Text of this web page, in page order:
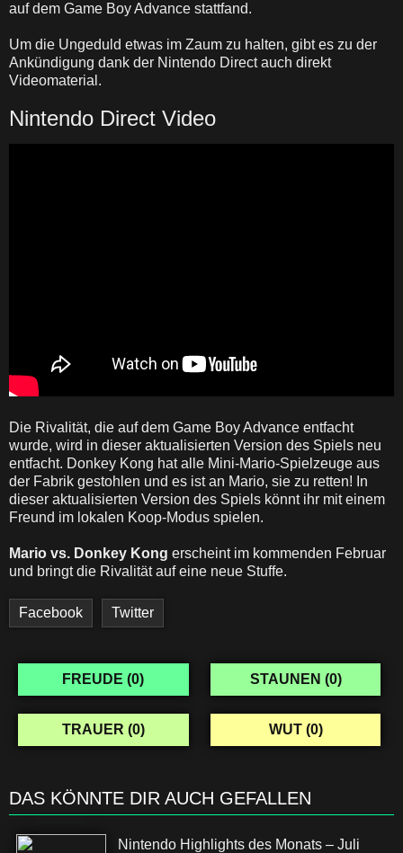
auf dem Game Boy Advance stattfand.
Um die Ungeduld etwas im Zaum zu halten, gibt es zu der
Ankündigung dank der Nintendo Direct auch direkt
Videomaterial.
Nintendo Direct Video
Die Rivalität, die auf dem Game Boy Advance entfacht
wurde, wird in dieser aktualisierten Version des Spiels neu
entfacht. Donkey Kong hat alle Mini-Mario-Spielzeuge aus
der Fabrik gestohlen und es ist an Mario, sie zu retten! In
dieser aktualisierten Version des Spiels könnt ihr mit einem
Freund im lokalen Koop-Modus spielen.
Mario vs. Donkey Kong erscheint im kommenden Februar
und bringt die Rivalität auf eine neue Stuffe.
Facebook Twitter
FREUDE (0) STAUNEN (0)
TRAUER (0) WUT (0)
DAS KÖNNTE DIR AUCH GEFALLEN
Nintendo Highlights des Monats – Juli